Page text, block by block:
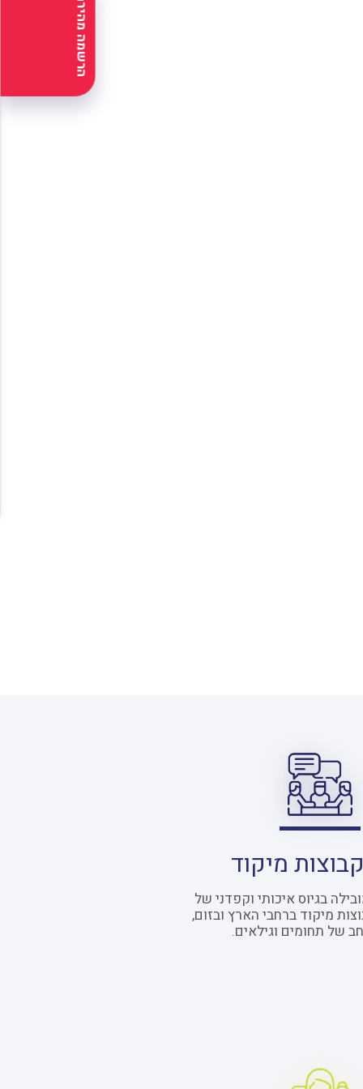
מיקוד
בגיוס איכותי וקפדני של
מיקוד ברחבי הארץ ובזום,
של תחומים וגילאים.
הרשמה מהירה